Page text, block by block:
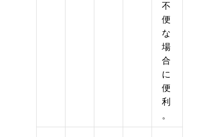
不
便
な
場
合
に
便
利
。